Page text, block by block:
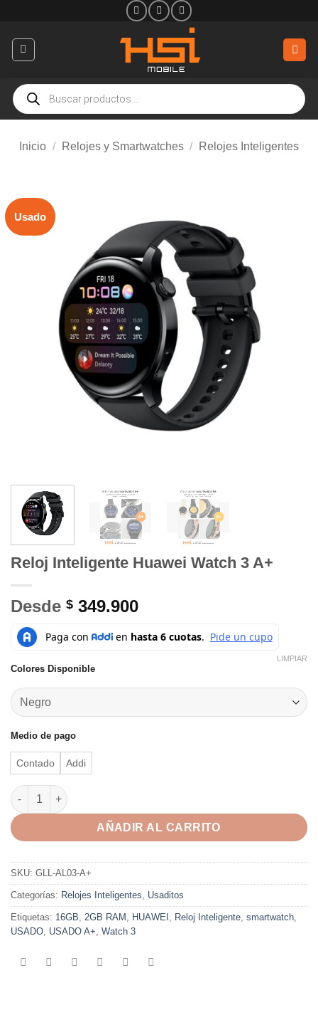
contenido
Búsqueda
de
productos
Inicio / Relojes y Smartwatches / Relojes Inteligentes
Usado
Reloj Inteligente Huawei Watch 3 A+
Desde $ 349.900
Colores Disponible
Medio de pago
Contado Addi
LIMPIAR
Reloj Inteligente Huawei Watch 3 A+ cantidad
AÑADIR AL CARRITO
SKU: GLL-AL03-A+
Categorías: Relojes Inteligentes Usaditos
Etiquetas: 16GB 2GB RAM HUAWEI Reloj Inteligente smartwatch
USADO USADO A+ Watch 3